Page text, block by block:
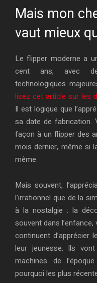
Mais mon
vaut mieux
Le flipper moderne a
cent ans, avec
technologiques
lisez cet article sur les
Il est logique que
sa date de fabrication.
façon à un flipper des
mois dernier, même si
même.
Mais souvent,
l’irrationnel que de la
à la nostalgie : la
souvent dans
continuent d’apprécier
leur jeunesse. Ils
machines de
pourquoi les plus